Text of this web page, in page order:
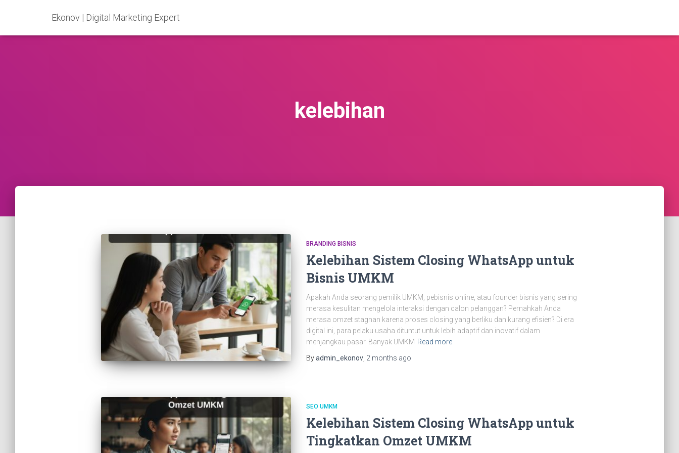
Ekonov | Digital Marketing Expert
kelebihan
BRANDING BISNIS
Kelebihan Sistem Closing WhatsApp untuk
Bisnis UMKM
Apakah Anda seorang pemilik UMKM, pebisnis online, atau founder bisnis yang sering
merasa kesulitan mengelola interaksi dengan calon pelanggan? Pernahkah Anda
merasa omzet stagnan karena proses closing yang berliku dan kurang efisien? Di era
digital ini, para pelaku usaha dituntut untuk lebih adaptif dan inovatif dalam
menjangkau pasar. Banyak UMKM Read more
Byadmin_ekonov, 2 months ago
SEO UMKM
Kelebihan Sistem Closing WhatsApp untuk
Tingkatkan Omzet UMKM